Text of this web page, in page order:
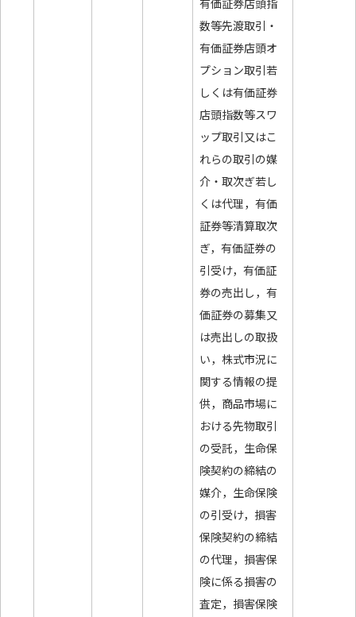
有価証券店頭指
数等先渡取引・
有価証券店頭オ
プション取引若
しくは有価証券
店頭指数等スワ
ップ取引又はこ
れらの取引の媒
介・取次ぎ若し
くは代理，有価
証券等清算取次
ぎ，有価証券の
引受け，有価証
券の売出し，有
価証券の募集又
は売出しの取扱
い，株式市況に
関する情報の提
供，商品市場に
おける先物取引
の受託，生命保
険契約の締結の
媒介，生命保険
の引受け，損害
保険契約の締結
の代理，損害保
険に係る損害の
査定，損害保険